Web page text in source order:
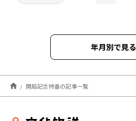
年月別で見る
2025年03月
2025年02月
開局記念特番の記事一覧